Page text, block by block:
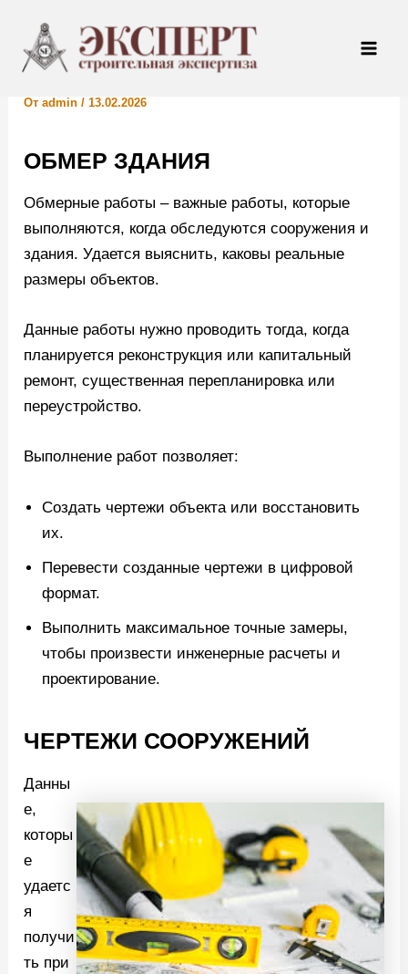
содержимому
ОБМЕР ЗДАНИЯ
Отadmin/13.02.2026
ОБМЕР ЗДАНИЯ
Обмерные работы – важные работы, которые
выполняются, когда обследуются сооружения и
здания. Удается выяснить, каковы реальные
размеры объектов.
Данные работы нужно проводить тогда, когда
планируется реконструкция или капитальный
ремонт, существенная перепланировка или
переустройство.
Выполнение работ позволяет:
Создать чертежи объекта или восстановить
их.
Перевести созданные чертежи в цифровой
формат.
Выполнить максимальное точные замеры,
чтобы произвести инженерные расчеты и
проектирование.
ЧЕРТЕЖИ СООРУЖЕНИЙ
Данны
е,
которы
е
удаетс
я
получи
ть при
записям